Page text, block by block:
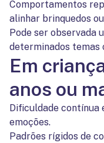
Comportamentos
alinhar brinquedos
Pode ser observada
determinados temas
Em
anos ou
Dificuldade contínua
emoções.
Padrões rígidos de